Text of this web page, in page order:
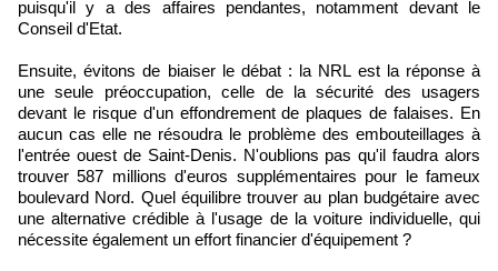
puisqu'il y a des affaires pendantes, notamment devant le
Conseil d'Etat.
Ensuite, évitons de biaiser le débat : la NRL est la réponse à
une seule préoccupation, celle de la sécurité des usagers
devant le risque d'un effondrement de plaques de falaises. En
aucun cas elle ne résoudra le problème des embouteillages à
l'entrée ouest de Saint-Denis. N'oublions pas qu'il faudra alors
trouver 587 millions d'euros supplémentaires pour le fameux
boulevard Nord. Quel équilibre trouver au plan budgétaire avec
une alternative crédible à l'usage de la voiture individuelle, qui
nécessite également un effort financier d'équipement ?